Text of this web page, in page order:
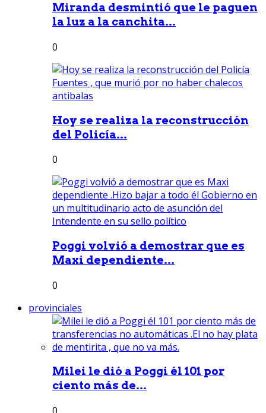
Miranda desmintió que le paguen
la luz a la canchita...
0
Hoy se realiza la reconstrucción
del Policía...
0
Poggi volvió a demostrar que es
Maxi dependiente...
0
provinciales
Milei le dió a Poggi él 101 por
ciento más de...